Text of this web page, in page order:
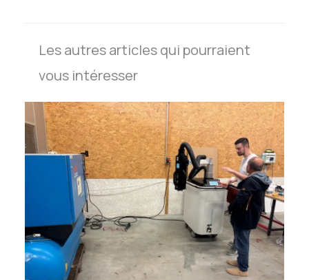
Les autres articles qui pourraient
vous intéresser